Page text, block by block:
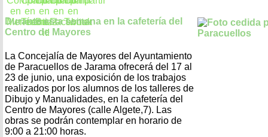
Durante esta semana en la cafetería del
Centro de Mayores
La Concejalía de Mayores del Ayuntamiento
de Paracuellos de Jarama ofrecerá del 17 al
23 de junio, una exposición de los trabajos
realizados por los alumnos de los talleres de
Dibujo y Manualidades, en la cafetería del
Centro de Mayores (calle Algete,7). Las
obras se podrán contemplar en horario de
9:00 a 21:00 horas.